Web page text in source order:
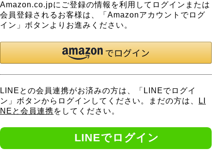
Amazon.co.jpにご登録の情報を利用してログインまたは
会員登録されるお客様は、「Amazonアカウントでログ
イン」ボタンよりお進みください。
LINEとの会員連携がお済みの方は、「LINEでログイ
ン」ボタンからログインしてください。まだの方は、
LI
NEと会員連携をしてください。